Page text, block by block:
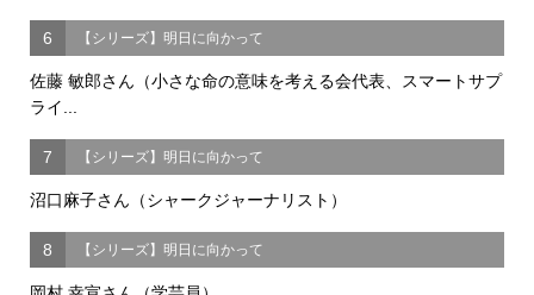
6 【シリーズ】明日に向かって
佐藤 敏郎さん（小さな命の意味を考える会代表、スマートサプ
ライ...
7 【シリーズ】明日に向かって
沼口麻子さん（シャークジャーナリスト）
8 【シリーズ】明日に向かって